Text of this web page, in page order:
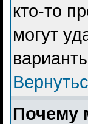
кто-то
могут
Почему